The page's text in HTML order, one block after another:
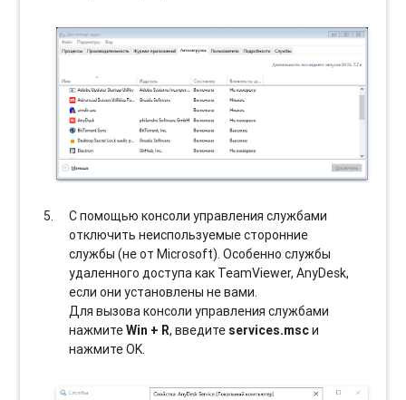
С помощью консоли управления службами
отключить неиспользуемые сторонние
службы (не от Microsoft). Особенно службы
удаленного доступа как TeamViewer, AnyDesk,
если они установлены не вами.
Для вызова консоли управления службами
нажмитеWin + R, введите services.mscи
нажмите OK.